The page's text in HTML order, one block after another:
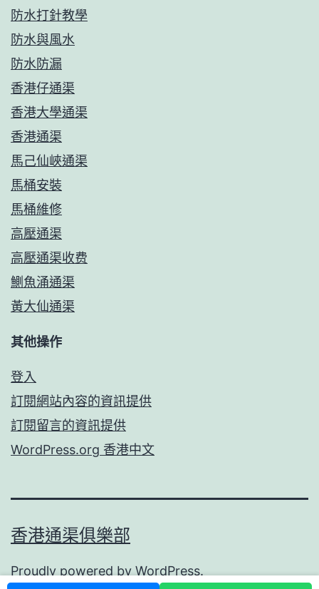
防水打針教學
防水與風水
防水防漏
香港仔通渠
香港大學通渠
香港通渠
馬己仙峽通渠
馬桶安裝
馬桶維修
高壓通渠
高壓通渠收费
鰂魚涌通渠
黃大仙通渠
其他操作
登入
訂閱網站內容的資訊提供
訂閱留言的資訊提供
WordPress.org 香港中文
香港通渠俱樂部
Proudly powered by WordPress.